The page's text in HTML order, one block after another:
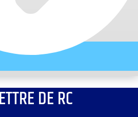
DE RC